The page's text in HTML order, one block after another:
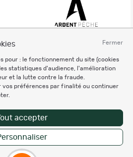
Fermer
pour : le fonctionnement du site (cookies
statistiques d'audience, l'amélioration
et la lutte contre la fraude.
vos préférences par finalité ou continuer
accepter
Tous droits réservés. N°CNIL: 1239459.
appartiennent à leurs propriétaires